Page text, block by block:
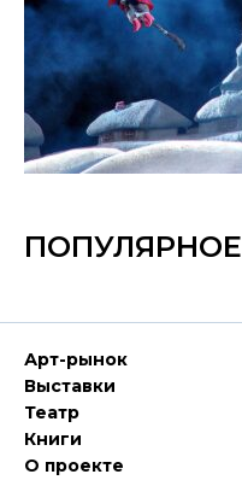
ПОПУЛЯРНОЕ
Арт-рынок
Выставки
Театр
Книги
О проекте